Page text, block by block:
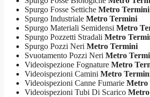
Spurgo Fosse Settiche Metro Termini
Spurgo Industriale Metro Termini
Spurgo Materiali Semidensi Metro
Spurgo Pozzetti Stradali Metro
Spurgo Pozzi Neri Metro Termini
Svuotamento Pozzi Neri Metro
Videoispezione Fognature Metro
Videoispezioni Camini Metro
Videoispezioni Canne Fumarie Metro
Videoispezioni Tubi Di Scarico